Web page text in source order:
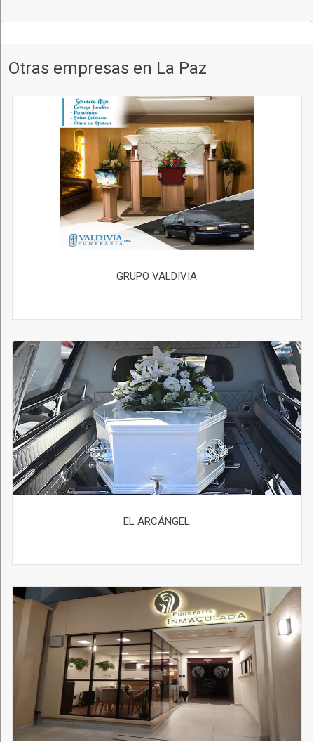
Otras empresas en La Paz
GRUPO VALDIVIA
EL ARCÁNGEL